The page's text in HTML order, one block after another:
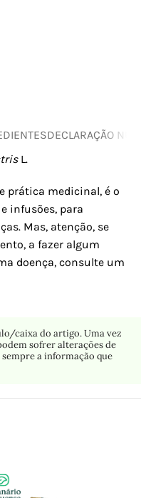
DECLARAÇÃO
L.
prática medicinal, é o
infusões, para
Mas, atenção, se
a fazer algum
doença, consulte um
caixa do artigo. Uma vez
sofrer alterações de
a informação que